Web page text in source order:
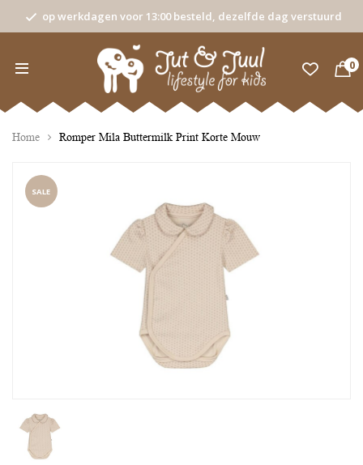
op werkdagen voor 13:00 besteld, dezelfde dag verstuurd
0
Home Romper Mila Buttermilk Print Korte Mouw
SALE